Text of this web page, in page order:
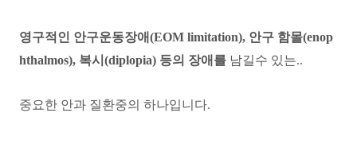
영구적인 안구운동장애(EOM limitation), 안구 함몰(enop
hthalmos), 복시(diplopia) 등의 장애를 남길수 있는..
중요한 안과 질환중의 하나입니다.